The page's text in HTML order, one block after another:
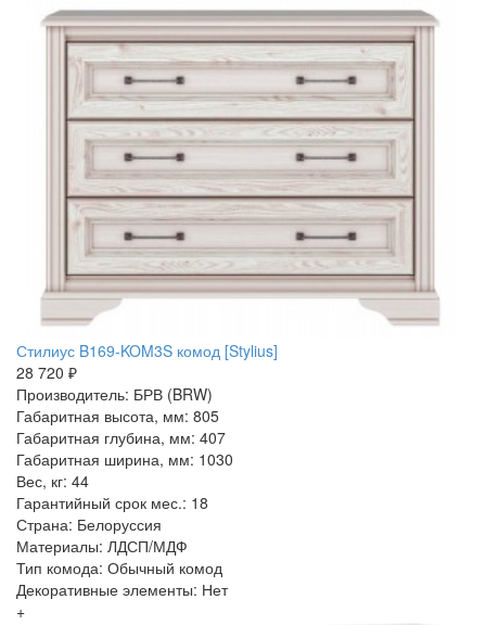
Стилиус B169-KOM3S комод [Stylius]
28 720 ₽
Производитель: БРВ (BRW)
Габаритная высота, мм: 805
Габаритная глубина, мм: 407
Габаритная ширина, мм: 1030
Вес, кг: 44
Гарантийный срок мес.: 18
Страна: Белоруссия
Материалы: ЛДСП/МДФ
Тип комода: Обычный комод
Декоративные элементы: Нет
+